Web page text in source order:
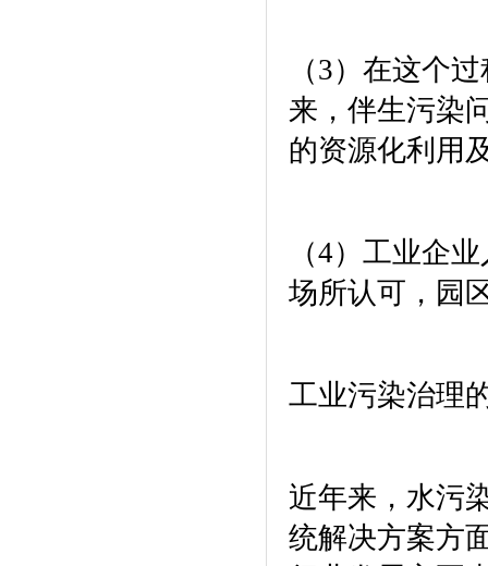
（3）在这个
来，伴生污染
的资源化利用
（4）工业企
场所认可，园
工业污染治理
近年来，水污
统解决方案方